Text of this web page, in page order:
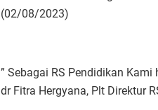
(02/08/2023)
” Sebagai RS Pendidikan
dr Fitra Hergyana, Plt Direktur